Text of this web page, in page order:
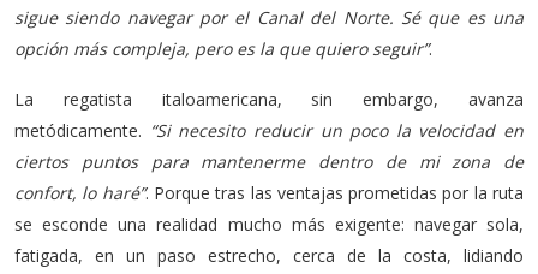
sigue siendo navegar por el Canal del Norte. Sé que es una
opción más compleja, pero es la que quiero seguir”.
La regatista italoamericana, sin embargo, avanza
metódicamente. “Si necesito reducir un poco la velocidad en
ciertos puntos para mantenerme dentro de mi zona de
confort, lo haré”. Porque tras las ventajas prometidas por la ruta
se esconde una realidad mucho más exigente: navegar sola,
fatigada, en un paso estrecho, cerca de la costa, lidiando